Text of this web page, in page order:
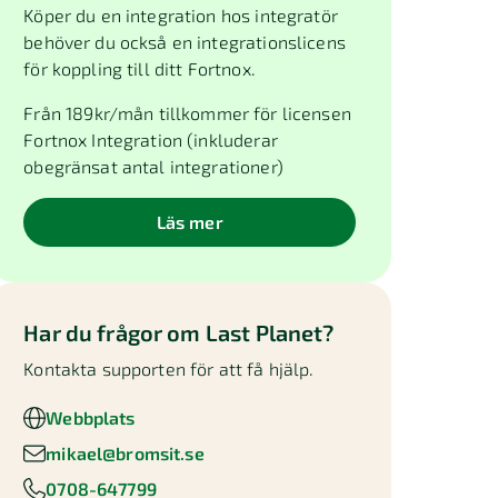
Köper du en integration hos integratör
behöver du också en integrationslicens
för koppling till ditt Fortnox.
Från 189kr/mån tillkommer för licensen
Fortnox Integration (inkluderar
obegränsat antal integrationer)
Läs mer
Har du frågor om Last Planet?
Kontakta supporten för att få hjälp.
Webbplats
mikael@bromsit.se
0708-647799